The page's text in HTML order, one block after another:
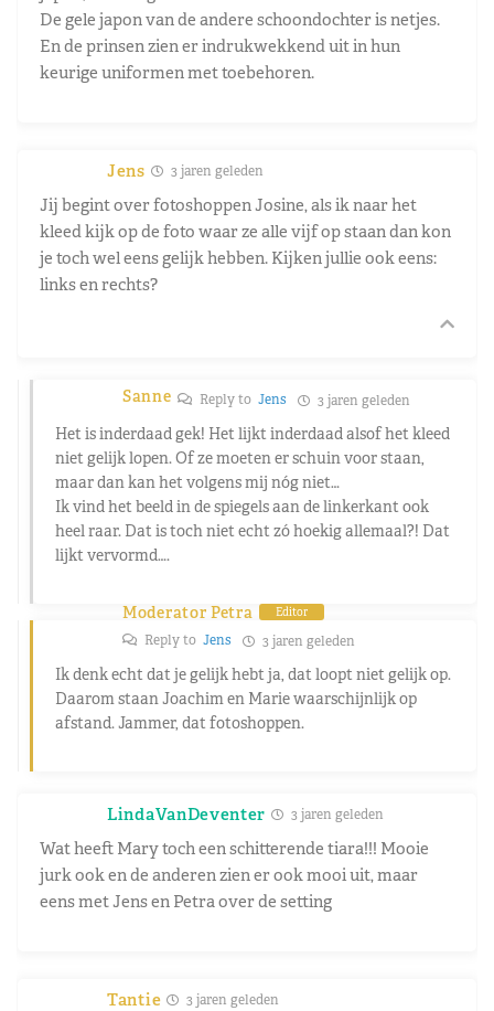
De gele japon van de andere schoondochter is netjes.
En de prinsen zien er indrukwekkend uit in hun
keurige uniformen met toebehoren.
Jens 3 jaren geleden
Jij begint over fotoshoppen Josine, als ik naar het
kleed kijk op de foto waar ze alle vijf op staan dan kon
je toch wel eens gelijk hebben. Kijken jullie ook eens:
links en rechts?
Sanne Reply to Jens 3 jaren geleden
Het is inderdaad gek! Het lijkt inderdaad alsof het kleed
niet gelijk lopen. Of ze moeten er schuin voor staan,
maar dan kan het volgens mij nóg niet…
Ik vind het beeld in de spiegels aan de linkerkant ook
heel raar. Dat is toch niet echt zó hoekig allemaal?! Dat
lijkt vervormd….
Moderator Petra Editor
Reply to Jens 3 jaren geleden
Ik denk echt dat je gelijk hebt ja, dat loopt niet gelijk op.
Daarom staan Joachim en Marie waarschijnlijk op
afstand. Jammer, dat fotoshoppen.
LindaVanDeventer 3 jaren geleden
Wat heeft Mary toch een schitterende tiara!!! Mooie
jurk ook en de anderen zien er ook mooi uit, maar
eens met Jens en Petra over de setting
Tantie 3 jaren geleden